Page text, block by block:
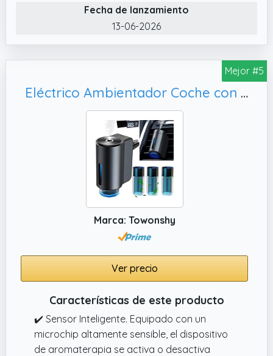
Fecha de lanzamiento
13-06-2026
Mejor #5
Eléctrico Ambientador Coche con 3 perfumes (Coloniaa/Chanell/Hiltonn),30ml de Fragancia CFK-3Z
Marca: Towonshy
Ver precio
Características de este producto
✔️ Sensor Inteligente. Equipado con un
microchip altamente sensible, el dispositivo
de aromaterapia se activa o desactiva